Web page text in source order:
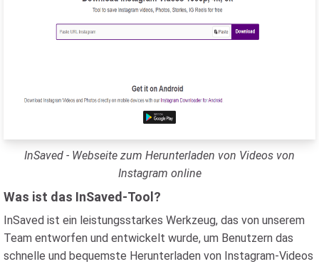
InSaved - Webseite zum Herunterladen von Videos von
Instagram online
Was ist das InSaved-Tool?
InSaved ist ein leistungsstarkes Werkzeug, das von unserem
Team entworfen und entwickelt wurde, um Benutzern das
schnelle und bequemste Herunterladen von Instagram-Videos